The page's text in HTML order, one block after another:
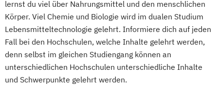
lernst du viel über Nahrungsmittel und den menschlichen
Körper. Viel Chemie und Biologie wird im dualen Studium
Lebensmitteltechnologie gelehrt. Informiere dich auf jeden
Fall bei den Hochschulen, welche Inhalte gelehrt werden,
denn selbst im gleichen Studiengang können an
unterschiedlichen Hochschulen unterschiedliche Inhalte
und Schwerpunkte gelehrt werden.